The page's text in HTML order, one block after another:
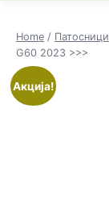
Home / Патосници
G60 2023 >>>
Акција!